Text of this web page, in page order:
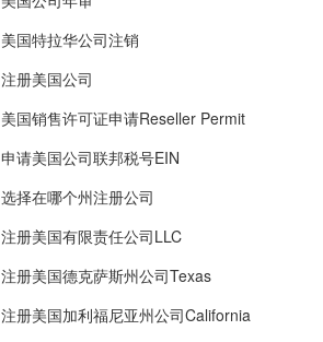
美国特拉华公司注销
注册美国公司
美国销售许可证申请Reseller Permit
申请美国公司联邦税号EIN
选择在哪个州注册公司
注册美国有限责任公司LLC
注册美国德克萨斯州公司Texas
注册美国加利福尼亚州公司California